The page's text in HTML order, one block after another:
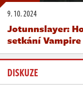
9. 10. 2024
Jotunnslayer:
setkání
DISKUZE